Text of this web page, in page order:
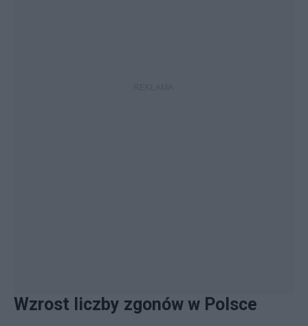
Wzrost liczby zgonów w Polsce